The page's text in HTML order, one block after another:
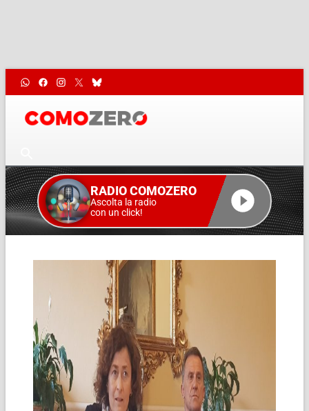
RADIO COMOZERO
Ascolta la radio
con un click!